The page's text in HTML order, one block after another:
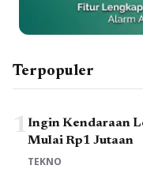
Terpopuler
1Ingin Kendaraan
Mulai Rp1 Jutaan
TEKNO